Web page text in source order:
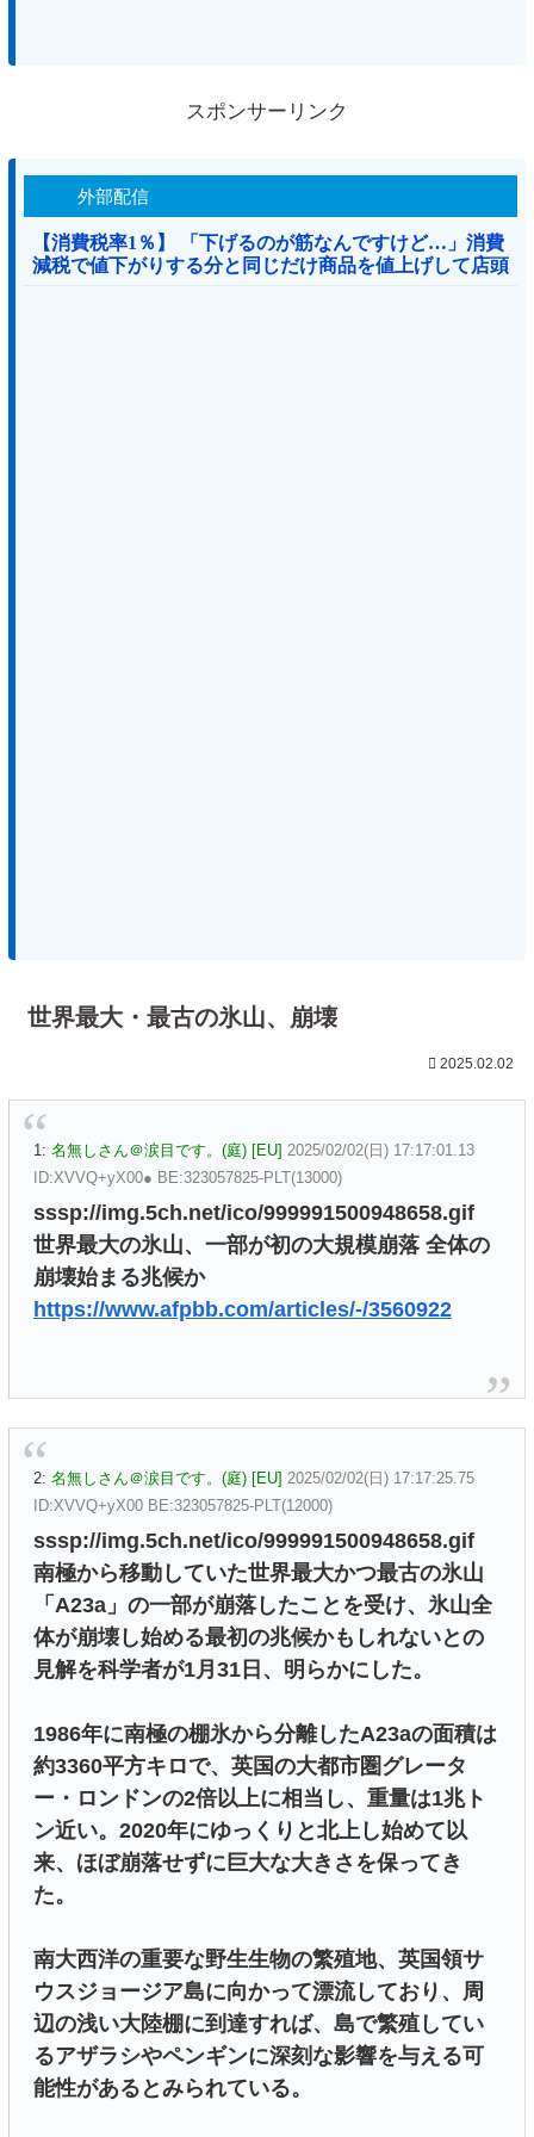
スポンサーリンク
外部配信
【消費税率1％】 「下げるのが筋なんですけど…」消費
減税で値下がりする分と同じだけ商品を値上げして店頭
価格を変えない店も
世界最大・最古の氷山、崩壊
2025.02.02
1: 名無しさん＠涙目です。(庭) [EU] 2025/02/02(日) 17:17:01.13
ID:XVVQ+yX00● BE:323057825-PLT(13000)
sssp://img.5ch.net/ico/999991500948658.gif
世界最大の氷山、一部が初の大規模崩落 全体の
崩壊始まる兆候か
https://www.afpbb.com/articles/-/3560922
2: 名無しさん＠涙目です。(庭) [EU] 2025/02/02(日) 17:17:25.75
ID:XVVQ+yX00 BE:323057825-PLT(12000)
sssp://img.5ch.net/ico/999991500948658.gif
南極から移動していた世界最大かつ最古の氷山
「A23a」の一部が崩落したことを受け、氷山全
体が崩壊し始める最初の兆候かもしれないとの
見解を科学者が1月31日、明らかにした。
1986年に南極の棚氷から分離したA23aの面積は
約3360平方キロで、英国の大都市圏グレータ
ー・ロンドンの2倍以上に相当し、重量は1兆ト
ン近い。2020年にゆっくりと北上し始めて以
来、ほぼ崩落せずに巨大な大きさを保ってき
た。
南大西洋の重要な野生生物の繁殖地、英国領サ
ウスジョージア島に向かって漂流しており、周
辺の浅い大陸棚に到達すれば、島で繁殖してい
るアザラシやペンギンに深刻な影響を与える可
能性があるとみられている。